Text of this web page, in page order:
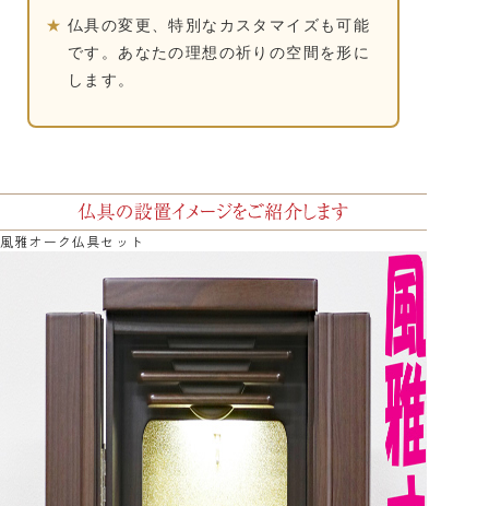
★ 仏具の変更、特別なカスタマイズも可能
です。あなたの理想の祈りの空間を形に
します。
風雅オーク仏具セット